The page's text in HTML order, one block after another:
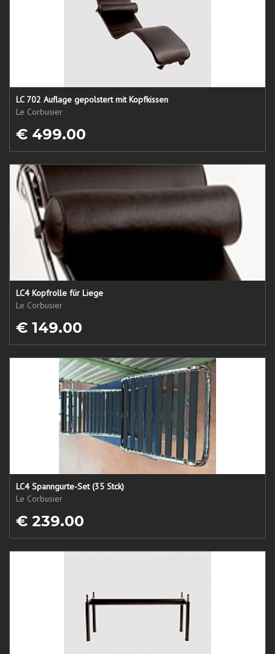
LC 702 Auflage gepolstert mit Kopfkissen
Le Corbusier
€ 499.00
LC4 Kopfrolle für Liege
Le Corbusier
€ 149.00
LC4 Spanngurte-Set (35 Stck)
Le Corbusier
€ 239.00